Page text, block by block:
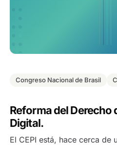
Congreso Nacional de Brasil
Reforma del Derecho
Digital.
El CEPI está, hace cerca de